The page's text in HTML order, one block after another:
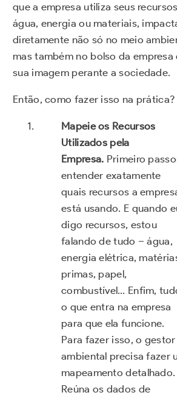
que a empresa utiliza seus
água, energia ou materiais,
diretamente não só no meio
mas também no bolso da empresa
sua imagem perante a sociedade.
Então, como fazer isso na prática?
Mapeie os Recursos
Utilizados pela
Empresa. Primeiro
entender exatamente
quais recursos a
está usando. E quando
digo recursos, estou
falando de tudo – água,
energia elétrica,
primas, papel,
combustível… Enfim,
o que entra na empresa
para que ela funcione.
Para fazer isso, o gestor
ambiental precisa fazer
mapeamento detalhado.
Reúna os dados de